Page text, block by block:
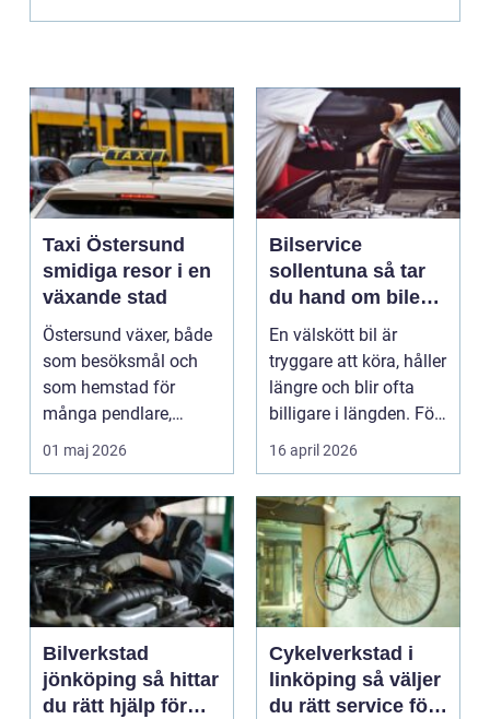
Taxi Östersund
smidiga resor i en
växande stad
Östersund växer, både
som besöksmål och
som hemstad för
många pendlare,
studenter och
01 maj 2026
Bilservice
sollentuna så tar
du hand om bilen
på ett smart sätt
En välskött bil är
tryggare att köra, håller
längre och blir ofta
billigare i längden. För
många bil...
16 april 2026
Bilverkstad
jönköping så hittar
du rätt hjälp för
Cykelverkstad i
linköping så väljer
du rätt service för